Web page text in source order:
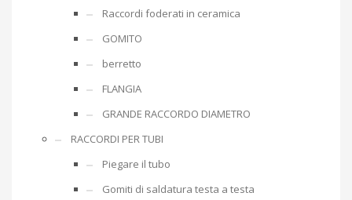
Raccordi foderati in ceramica
GOMITO
berretto
FLANGIA
GRANDE RACCORDO DIAMETRO
RACCORDI PER TUBI
Piegare il tubo
Gomiti di saldatura testa a testa